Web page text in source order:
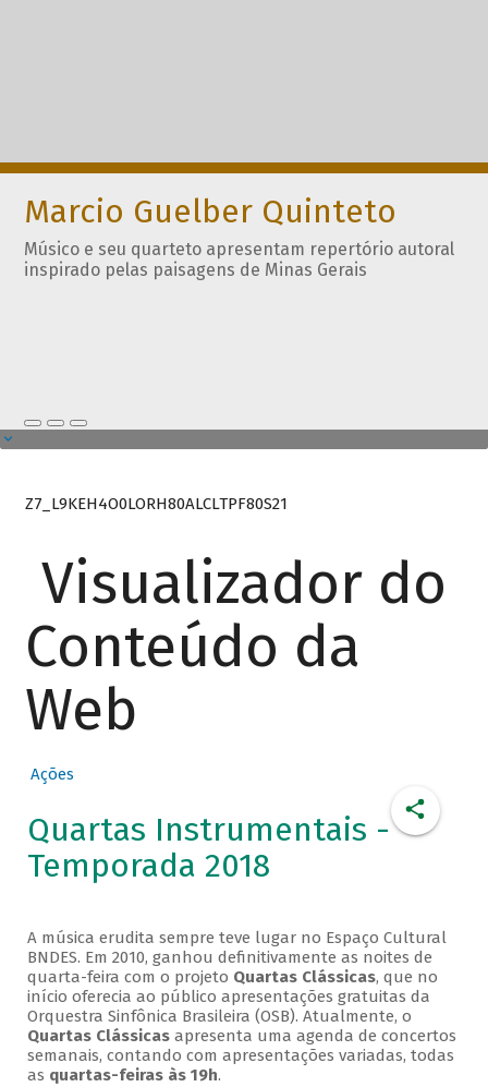
Marcio Guelber Quinteto
Músico e seu quarteto apresentam repertório autoral
inspirado pelas paisagens de Minas Gerais
Z7_L9KEH4O0LORH80ALCLTPF80S21
Visualizador do
Conteúdo da
Web
Ações
Quartas Instrumentais -
Temporada 2018
A música erudita sempre teve lugar no Espaço Cultural
BNDES. Em 2010, ganhou definitivamente as noites de
quarta-feira com o projeto Quartas Clássicas, que no
início oferecia ao público apresentações gratuitas da
Orquestra Sinfônica Brasileira (OSB). Atualmente, o
Quartas Clássicasapresenta uma agenda de concertos
semanais, contando com apresentações variadas, todas
as quartas-feiras às 19h.